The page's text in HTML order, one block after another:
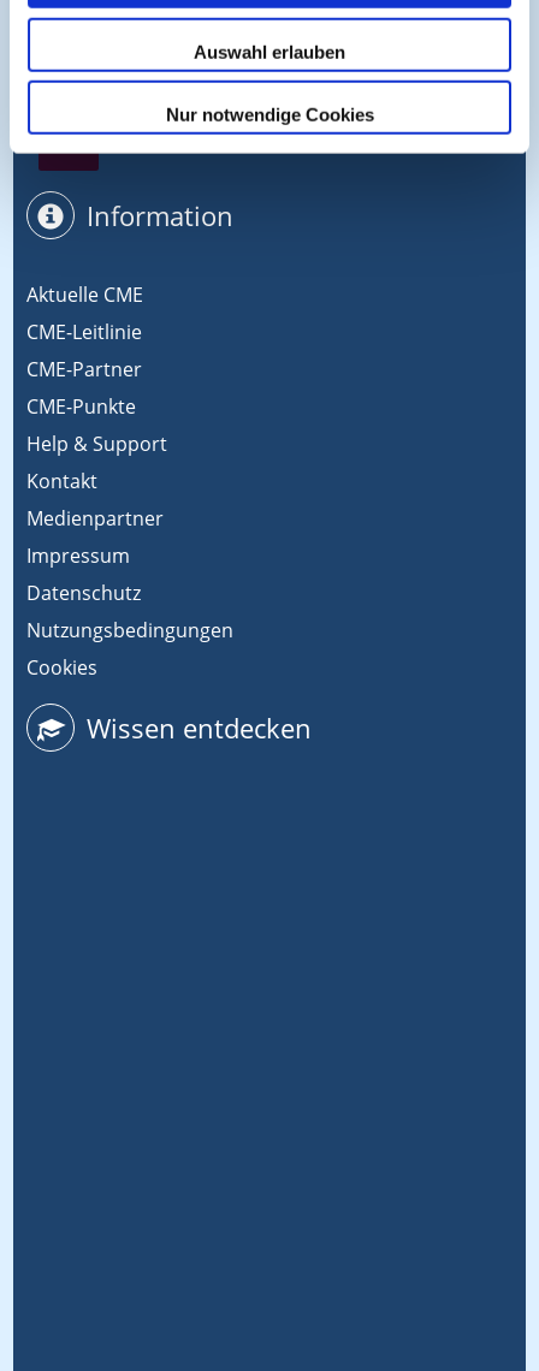
Auswahl erlauben
Nur notwendige Cookies
Gemeinsam gegen ADIPOSITAS
Information
Aktuelle CME
CME-Leitlinie
CME-Partner
CME-Punkte
Help & Support
Kontakt
Medienpartner
Impressum
Datenschutz
Nutzungsbedingungen
Cookies
Wissen entdecken